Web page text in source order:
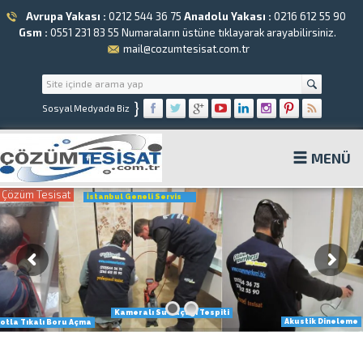
Avrupa Yakası : 0212 544 36 75 Anadolu Yakası : 0216 612 55 90
Gsm : 0551 231 83 55 Numaraların üstüne tıklayarak arayabilirsiniz.
mail@cozumtesisat.com.tr
Sosyal Medyada Biz }
MENÜ
Çözüm Tesisat
Kameralı Su Kaçağı Tespiti
Tıkalı Boru Açma
Akustik Dineleme
İstanbul Geneli Servis